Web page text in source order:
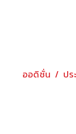
ออดิชั่น / ปร